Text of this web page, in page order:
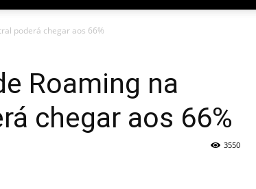
poderá chegar aos 66%
Roaming na
chegar aos 66%
3550